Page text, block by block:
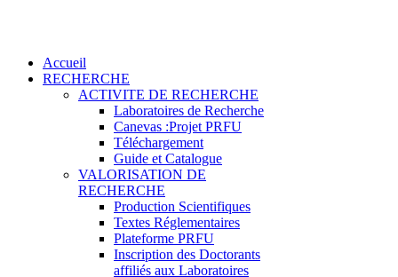
Accueil
RECHERCHE
ACTIVITE DE RECHERCHE
Laboratoires de Recherche
Canevas :Projet PRFU
Téléchargement
Guide et Catalogue
VALORISATION DE
RECHERCHE
Production Scientifiques
Textes Réglementaires
Plateforme PRFU
Inscription des Doctorants
affiliés aux Laboratoires